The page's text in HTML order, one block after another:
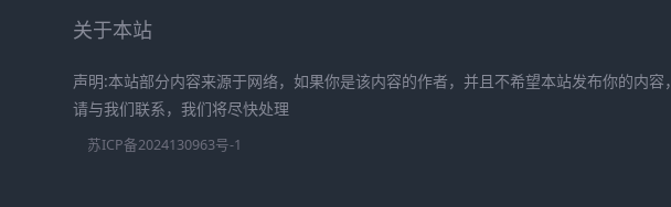
关于本站
声明:本站部分内容来源于网络，如果你是该内容的作者，并且不希望本站发布你的内容，
请与我们联系，我们将尽快处理
苏ICP备2024130963号-1